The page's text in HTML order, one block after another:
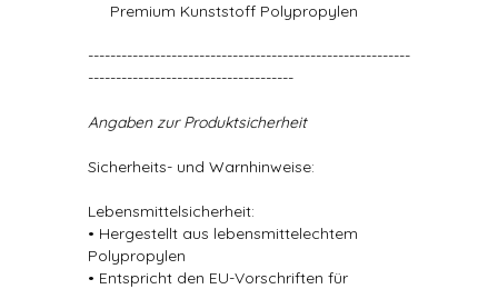
Premium Kunststoff Polypropylen
----------------------------------------------------------
-------------------------------------
Angaben zur Produktsicherheit
Sicherheits- und Warnhinweise:
Lebensmittelsicherheit:
• Hergestellt aus lebensmittelechtem
Polypropylen
• Entspricht den EU-Vorschriften für